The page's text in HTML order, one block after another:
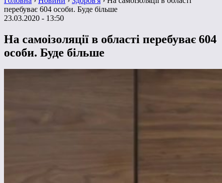
перебуває 604 особи. Буде більше
23.03.2020 - 13:50
На самоізоляції в області перебуває 604
особи. Буде більше